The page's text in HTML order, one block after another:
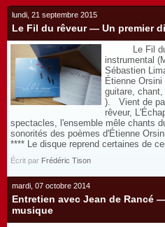
lundi, 21 septembre 2015
Le Fil du rêveur — Un premier
Le Fil du
instrumental
Sébastien
Étienne
guitare,
). Vient de
rêveur,
spectacles, l'ensemble mêle chants
sonorités des poèmes d'Étienne
**** Le disque reprend certaines de
Écrit par Frédéric Tison
mardi, 07 octobre 2014
Entretien avec Jean de Rancé
musique